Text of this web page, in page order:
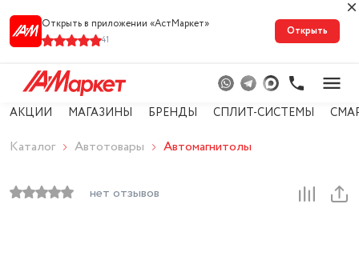
Открыть в приложении «АстМарке‪т‬»
41
Открыть
АКЦИИ МАГАЗИНЫ БРЕНДЫ СПЛИТ-СИСТЕМЫ
Каталог Автотовары Автомагнитолы
нет отзывов